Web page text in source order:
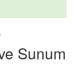
Sunum